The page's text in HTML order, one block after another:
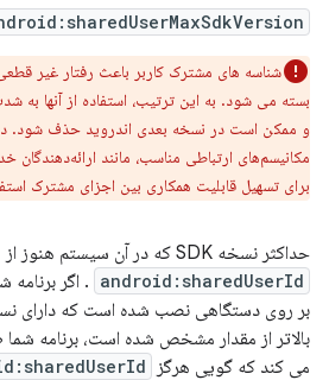
شناسه های مشترک کاربر باعث رفتار غیر
بسته می شود. به این ترتیب، استفاده از آنها به
و ممکن است در نسخه بعدی اندروید حذف شود.
مکانیسم‌های ارتباطی مناسب، مانند ارائه‌دهندگان
برای تسهیل قابلیت همکاری بین اجزای مشترک
حداکثر نسخه SDK که در آن سیستم هنوز از
android:sharedUserId . اگر برنامه
بالاتر از مقدار مشخص شده است، برنامه شما
می کند که گویی هرگز